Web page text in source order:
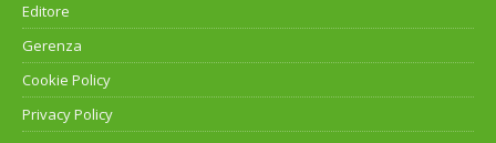
Editore
Gerenza
Cookie Policy
Privacy Policy